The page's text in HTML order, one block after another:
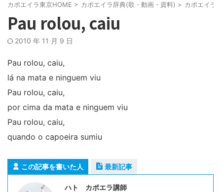
カポエイラ東京HOME > カポエイラ辞典(歌・動画・資料) > カポエイラ
Pau rolou, caiu
2010 年 11 月 9 日
Pau rolou, caiu,
lá na mata e ninguem viu
Pau rolou, caiu,
por cima da mata e ninguem viu
Pau rolou, caiu,
quando o capoeira sumiu
この記事を書いた人 最新記事
ハト カポエラ講師